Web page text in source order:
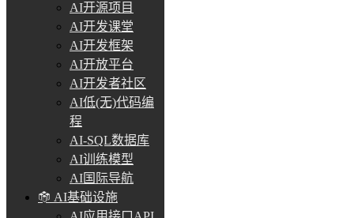
AI开源项目
AI开发课堂
AI开发框架
AI开放平台
AI开发者社区
AI低(无)代码编
程
AI-SQL数据库
AI训练模型
AI国际导航
AI基础设施